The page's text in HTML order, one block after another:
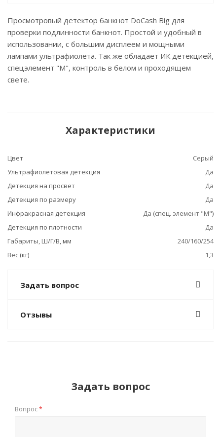
Просмотровый детектор банкнот DoCash Big для
проверки подлинности банкнот. Простой и удобный в
использовании, с большим дисплеем и мощными
лампами ультрафиолета. Так же обладает ИК детекцией,
спецэлемент "М", контроль в белом и проходящем
свете.
Характеристики
Цвет
Серый
Ультрафиолетовая детекция
Да
Детекция на просвет
Да
Детекция по размеру
Да
Инфракрасная детекция
Да (спец. элемент "М")
Детекция по плотности
Да
Габариты, Ш/Г/В, мм
240/160/254
Вес (кг)
1,3
Задать вопрос
Отзывы
Задать вопрос
Вопрос*